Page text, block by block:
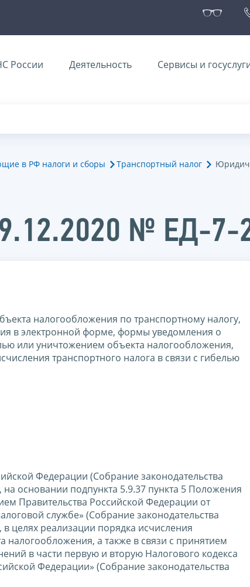
России Деятельность Сервисы и
в РФ налоги и сборы Транспортный налог
№ ЕД-7-
налогообложения по транспортному налогу,
в электронной форме, формы уведомления о
или уничтожением объекта налогообложения,
транспортного налога в связи с гибелью
Федерации (Собрание законодательства
основании подпункта 5.9.37 пункта 5 Положения
Правительства Российской Федерации от
службе» (Собрание законодательства
целях реализации порядка исчисления
налогообложения, а также в связи с принятием
в части первую и вторую Налогового кодекса
Федерации» (Собрание законодательства